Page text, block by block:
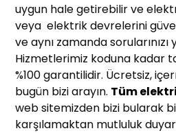
uygun hale getirebilir ve
veya elektrik devrelerini
ve aynı zamanda sorularınızı
Hizmetlerimiz koduna kadar
%100 garantilidir. Ücretsiz,
bugün bizi arayın. Tüm
web sitemizden bizi bularak
karşılamaktan mutluluk